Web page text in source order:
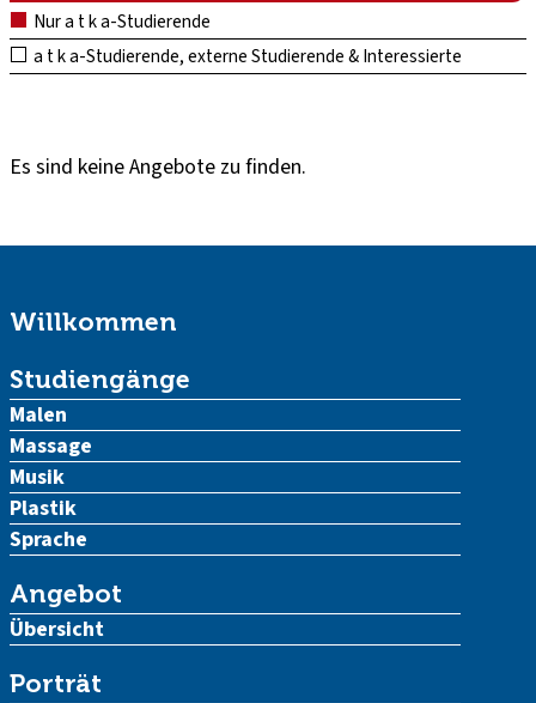
Nur a t k a-Studierende
a t k a-Studierende, externe Studierende & Interessierte
Es sind keine Angebote zu finden.
Willkommen
Studiengänge
Malen
Massage
Musik
Plastik
Sprache
Angebot
Übersicht
Porträt